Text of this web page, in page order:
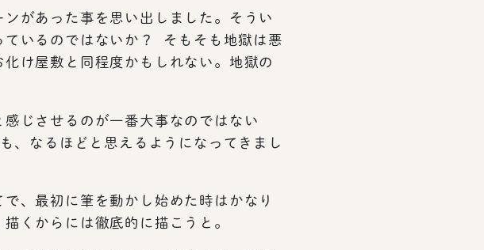
があった事を思い出しました。そうい
いるのではないか？ そもそも地獄は悪
け屋敷と同程度かもしれない。地獄の
じさせるのが一番大事なのではない
なるほどと思えるようになってきまし
、最初に筆を動かし始めた時はかなり
くからには徹底的に描こうと。